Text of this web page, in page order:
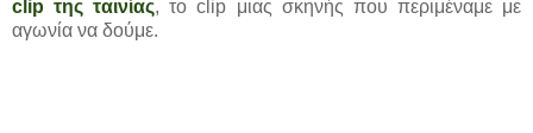
clip της ταινίας, το clip μιας σκηνής που περιμέναμε με
αγωνία να δούμε.